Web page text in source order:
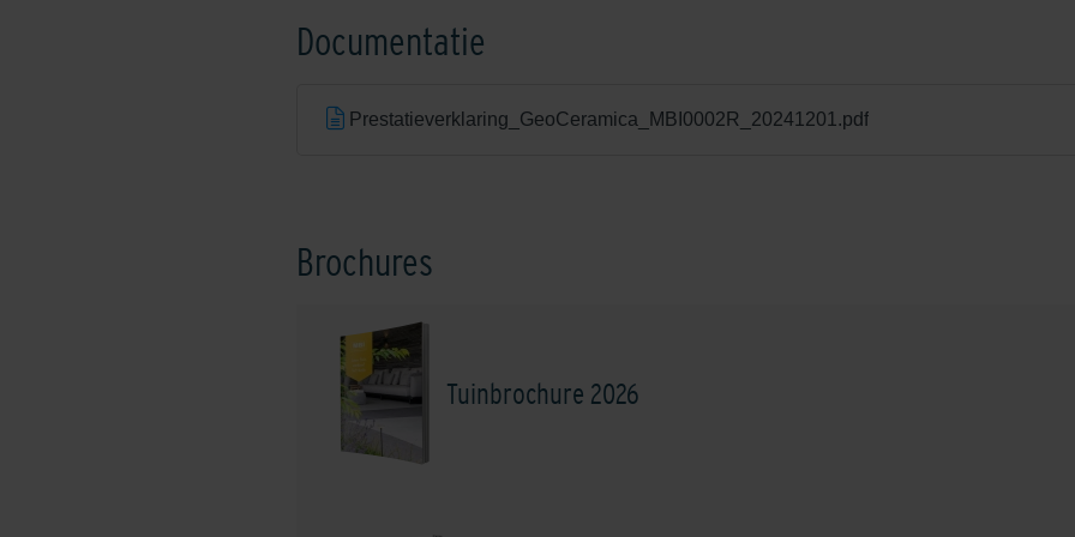
Documentatie
Prestatieverklaring_GeoCeramica_MBI0002R_20241201.pdf
Brochures
Tuinbrochure 2026